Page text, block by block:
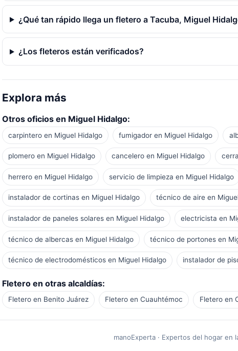
¿Qué tan rápido llega un fletero a Tacuba, Miguel
¿Los fleteros están verificados?
Explora más
Otros oficios en Miguel Hidalgo:
carpintero en Miguel Hidalgo fumigador en Miguel Hidalgo
plomero en Miguel Hidalgo cancelero en Miguel Hidalgo
herrero en Miguel Hidalgo servicio de limpieza en Miguel Hidalgo
instalador de cortinas en Miguel Hidalgo técnico de aire en
instalador de paneles solares en Miguel Hidalgo electricista en
técnico de albercas en Miguel Hidalgo técnico de portones en
técnico de electrodomésticos en Miguel Hidalgo instalador de
Fletero en otras alcaldías:
Fletero en Benito Juárez Fletero en Cuauhtémoc Fletero en
manoExperta · Expertos del hogar en